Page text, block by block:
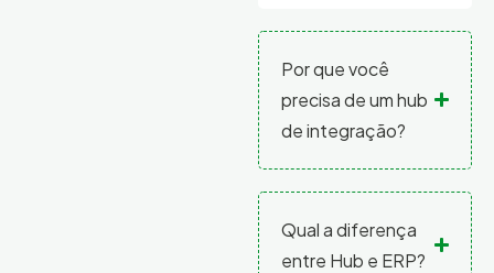
Por que você
precisa de um hub
de integração?
Qual a diferença
entre Hub e ERP?